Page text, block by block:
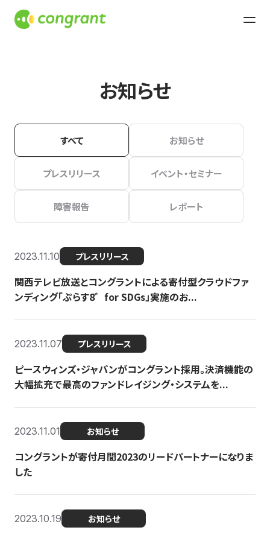
お知らせ
すべて お知らせ
プレスリリース イベント・セミナー
障害報告 レポート
2023.11.10 プレスリリース
関西テレビ放送とコングラントによる寄付型クラウドファ
ンディング「ぷらす8゛for SDGs」実施のお...
2023.11.07 プレスリリース
ピースウィンズ・ジャパンがコングラント採用。決済機能の
大幅拡充で最高のファンドレイジング・システムを...
2023.11.01 お知らせ
コングラントが寄付月間2023のリードパートナーになりま
した
2023.10.19 お知らせ